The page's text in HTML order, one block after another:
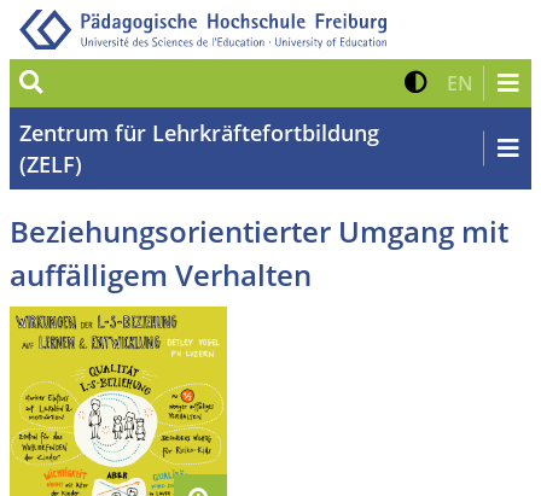
Suche Kontrast
EN Zur
Zentrum für Lehrkräftefortbildung
(ZELF)
Beziehungsorientierter Umgang mit
auffälligem Verhalten